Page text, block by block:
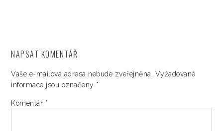
NAPSAT KOMENTÁŘ
Vaše e-mailová adresa nebude zveřejněna. Vyžadované
informace jsou označeny *
Komentář *